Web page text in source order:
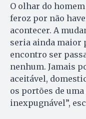
O olhar do
feroz por não
acontecer. A
seria ainda maior
encontro ser
nenhum. Jamais
aceitável,
os portões de
inexpugnável”,